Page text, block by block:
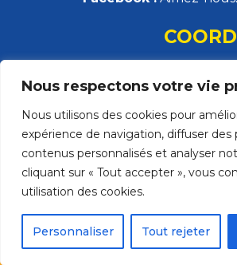
Nous respectons votre vie
Nous utilisons des cookies pour
expérience de navigation, diffuser des
contenus personnalisés et analyser
cliquant sur « Tout accepter », vous
utilisation des cookies.
Personnaliser Tout rejeter
Parrainage civique de la Vallée-
308, rue
Ouvrir
Parrainage civique de la Vallée-
© 2022